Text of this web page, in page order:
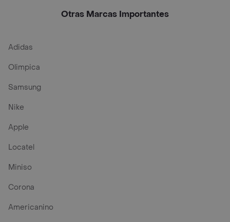
Otras Marcas Importantes
Adidas
Olimpica
Samsung
Nike
Apple
Locatel
Miniso
Corona
Americanino